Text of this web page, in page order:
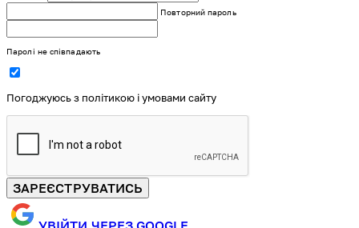
Повторний пароль
Паролі не співпадають
Погоджуюсь з політикою і умовами сайту
ЗАРЕЄСТРУВАТИСЬ